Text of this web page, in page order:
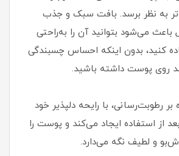
به نظر برسد. بافت سبک و جذب
می‌شود بتوانید آن را به‌راحتی
کنید، بدون اینکه احساس چسبندگی
روی پوست داشته باشید.
بر رطوبت‌رسانی، با رایحه دلپذیر خود
از استفاده ایجاد می‌کند و پوست را
و لطیف نگه می‌دارد.